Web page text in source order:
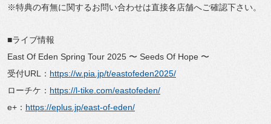
※特典の有無に関するお問い合わせは直接各店舗へご確認下さい。
■ライブ情報
East Of Eden Spring Tour 2025 〜 Seeds Of Hope 〜
受付URL： https://w.pia.jp/t/eastofeden2025/
ローチケ： https://l-tike.com/eastofeden/
e+： https://eplus.jp/east-of-eden/